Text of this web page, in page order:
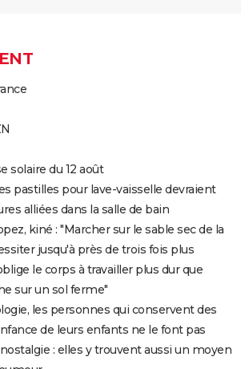
solaire du 12 août
pastilles pour lave-vaisselle devraient
alliées dans la salle de bain
kiné : "Marcher sur le sable sec de la
jusqu'à près de trois fois plus
le corps à travailler plus dur que
sur un sol ferme"
les personnes qui conservent des
de leurs enfants ne le font pas
: elles y trouvent aussi un moyen